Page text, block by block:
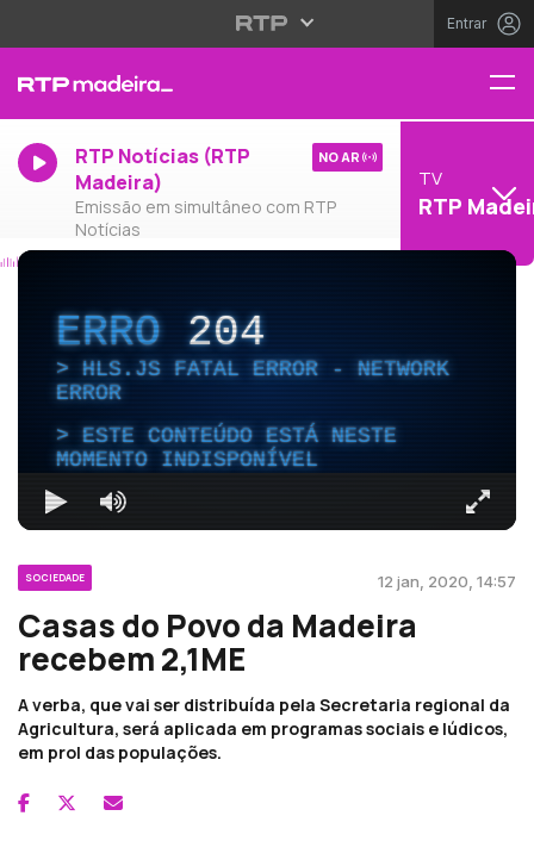
Entrar
RTP Notícias (RTP
Madeira)
Emissão em simultâneo com RTP
Notícias
NO AR
TV
RTP
ERRO204
HLS.JS FATAL ERROR - NETWORK
ERROR
ESTE CONTEÚDO ESTÁ NESTE
MOMENTO INDISPONÍVEL
SOCIEDADE 12 jan, 2020, 14:57
Casas do Povo da Madeira
recebem 2,1ME
A verba, que vai ser distribuída pela Secretaria regional da
Agricultura, será aplicada em programas sociais e lúdicos,
em prol das populações.